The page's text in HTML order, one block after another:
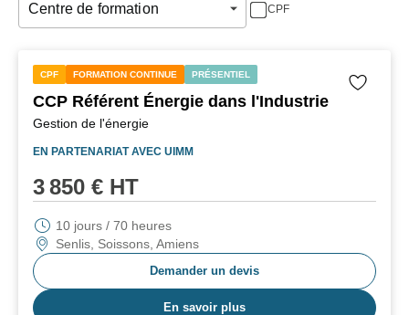
Centre de formation CPF
CPF FORMATION CONTINUE PRÉSENTIEL
CCP Référent Énergie dans l'Industrie
Gestion de l'énergie
EN PARTENARIAT AVEC UIMM
3 850 € HT
Senlis, Soissons, Amiens
10 jours / 70 heures
Demander un devis
En savoir plus